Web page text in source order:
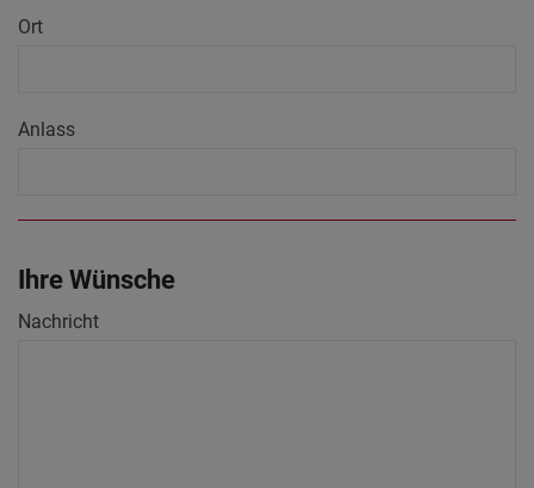
Ort
Anlass
Ihre Wünsche
Nachricht